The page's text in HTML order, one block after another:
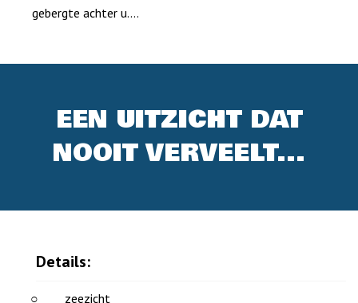
gebergte achter u....
EEN UITZICHT DAT
NOOIT VERVEELT...
Details:
zeezicht